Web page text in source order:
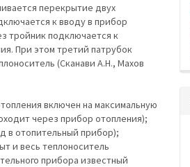
перекрытие двух
к вводу в прибор
тройник подключается к
При этом третий патрубок
(Сканави А.Н., Махов
включен на максимальную
через прибор отопления);
в отопительный прибор);
и весь теплоноситель
прибора известный